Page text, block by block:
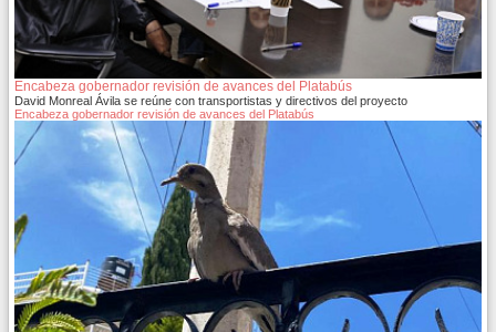
Encabeza gobernador revisión de avances del Platabús
David Monreal Ávila se reúne con transportistas y directivos del proyecto
Encabeza gobernador revisión de avances del Platabús